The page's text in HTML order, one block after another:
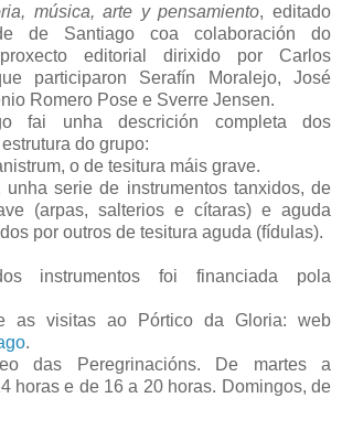
música, arte y pensamiento, editado
de Santiago coa colaboración do
editorial dirixido por Carlos
participaron Serafín Moralejo, José
Romero Pose e Sverre Jensen.
fai unha descrición completa dos
do grupo:
o de tesitura máis grave.
serie de instrumentos tanxidos, de
(arpas, salterios e cítaras) e aguda
por outros de tesitura aguda (fídulas).
instrumentos foi financiada pola
as visitas ao Pórtico da Gloria: web
.
das Peregrinacións. De martes a
horas e de 16 a 20 horas. Domingos, de